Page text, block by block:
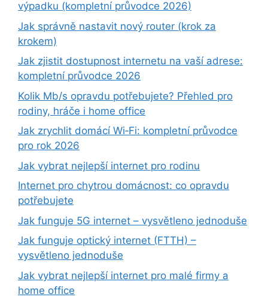
výpadku (kompletní průvodce 2026)
Jak správně nastavit nový router (krok za
krokem)
Jak zjistit dostupnost internetu na vaší adrese:
kompletní průvodce 2026
Kolik Mb/s opravdu potřebujete? Přehled pro
rodiny, hráče i home office
Jak zrychlit domácí Wi‑Fi: kompletní průvodce
pro rok 2026
Jak vybrat nejlepší internet pro rodinu
Internet pro chytrou domácnost: co opravdu
potřebujete
Jak funguje 5G internet – vysvětleno jednoduše
Jak funguje optický internet (FTTH) –
vysvětleno jednoduše
Jak vybrat nejlepší internet pro malé firmy a
home office